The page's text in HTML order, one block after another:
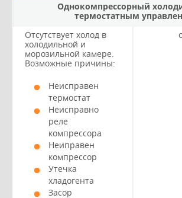
Однокомпрессорный
термостатным
Отсутствует холод в
холодильной и
морозильной камере.
Возможные причины:
Неисправен
термостат
Неисправно
реле
компрессора
Неиправен
компрессор
Утечка
хладогента
Засор